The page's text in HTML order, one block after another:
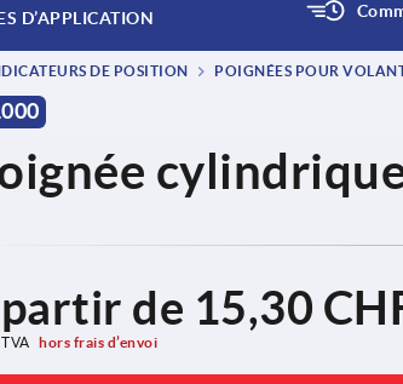
D’APPLICATION
DE POSITION POIGNÉES POUR
de 15,30
hors frais d’envoi